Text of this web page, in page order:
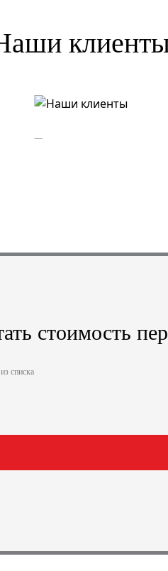
стоимость
списка